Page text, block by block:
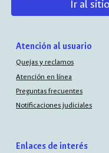
Ir al
Atención al usuario
Quejas y reclamos
Atención en línea
Preguntas frecuentes
Notificaciones judiciales
Enlaces de interés